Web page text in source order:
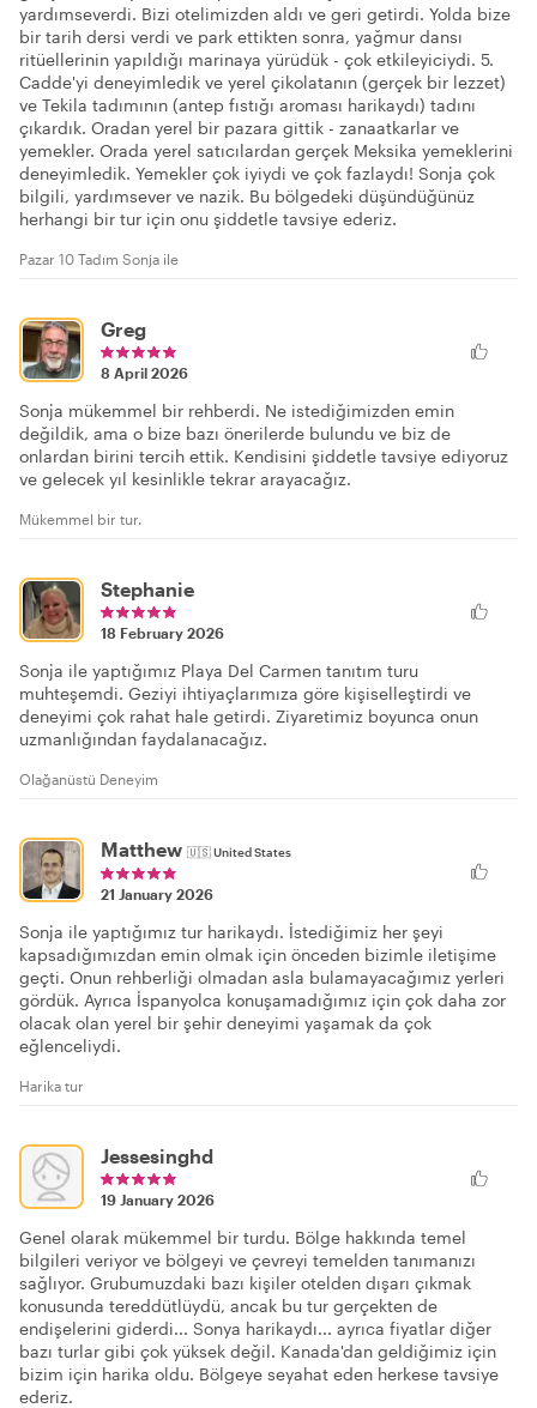
yardımseverdi. Bizi otelimizden aldı ve geri getirdi. Yolda bize
bir tarih dersi verdi ve park ettikten sonra, yağmur dansı
ritüellerinin yapıldığı marinaya yürüdük - çok etkileyiciydi. 5.
Cadde'yi deneyimledik ve yerel çikolatanın (gerçek bir lezzet)
ve Tekila tadımının (antep fıstığı aroması harikaydı) tadını
çıkardık. Oradan yerel bir pazara gittik - zanaatkarlar ve
yemekler. Orada yerel satıcılardan gerçek Meksika yemeklerini
deneyimledik. Yemekler çok iyiydi ve çok fazlaydı! Sonja çok
bilgili, yardımsever ve nazik. Bu bölgedeki düşündüğünüz
herhangi bir tur için onu şiddetle tavsiye ederiz.
Pazar 10 Tadım Sonja ile
Greg
8 April 2026
Sonja mükemmel bir rehberdi. Ne istediğimizden emin
değildik, ama o bize bazı önerilerde bulundu ve biz de
onlardan birini tercih ettik. Kendisini şiddetle tavsiye ediyoruz
ve gelecek yıl kesinlikle tekrar arayacağız.
Mükemmel bir tur.
Stephanie
18 February 2026
Sonja ile yaptığımız Playa Del Carmen tanıtım turu
muhteşemdi. Geziyi ihtiyaçlarımıza göre kişiselleştirdi ve
deneyimi çok rahat hale getirdi. Ziyaretimiz boyunca onun
uzmanlığından faydalanacağız.
Olağanüstü Deneyim
Matthew 🇺🇸United States
21 January 2026
Sonja ile yaptığımız tur harikaydı. İstediğimiz her şeyi
kapsadığımızdan emin olmak için önceden bizimle iletişime
geçti. Onun rehberliği olmadan asla bulamayacağımız yerleri
gördük. Ayrıca İspanyolca konuşamadığımız için çok daha zor
olacak olan yerel bir şehir deneyimi yaşamak da çok
eğlenceliydi.
Harika tur
Jessesinghd
19 January 2026
Genel olarak mükemmel bir turdu. Bölge hakkında temel
bilgileri veriyor ve bölgeyi ve çevreyi temelden tanımanızı
sağlıyor. Grubumuzdaki bazı kişiler otelden dışarı çıkmak
konusunda tereddütlüydü, ancak bu tur gerçekten de
endişelerini giderdi... Sonya harikaydı... ayrıca fiyatlar diğer
bazı turlar gibi çok yüksek değil. Kanada'dan geldiğimiz için
bizim için harika oldu. Bölgeye seyahat eden herkese tavsiye
ederiz.